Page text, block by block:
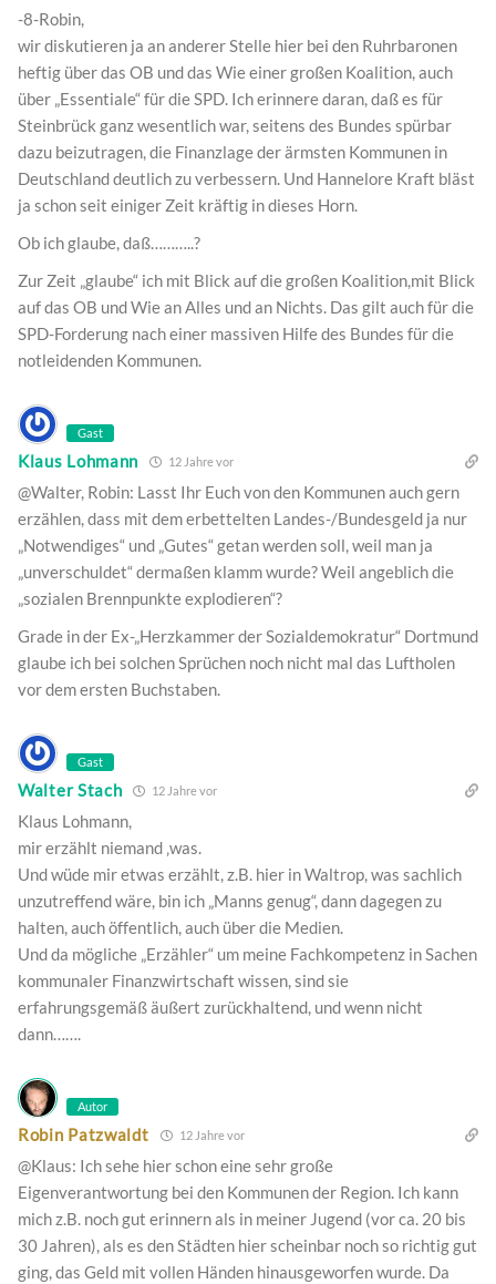
-8-Robin,
wir diskutieren ja an anderer Stelle hier bei den Ruhrbaronen
heftig über das OB und das Wie einer großen Koalition, auch
über „Essentiale“ für die SPD. Ich erinnere daran, daß es für
Steinbrück ganz wesentlich war, seitens des Bundes spürbar
dazu beizutragen, die Finanzlage der ärmsten Kommunen in
Deutschland deutlich zu verbessern. Und Hannelore Kraft bläst
ja schon seit einiger Zeit kräftig in dieses Horn.
Ob ich glaube, daß………..?
Zur Zeit „glaube“ ich mit Blick auf die großen Koalition,mit Blick
auf das OB und Wie an Alles und an Nichts. Das gilt auch für die
SPD-Forderung nach einer massiven Hilfe des Bundes für die
notleidenden Kommunen.
Gast
Klaus Lohmann 12 Jahre vor
@Walter, Robin: Lasst Ihr Euch von den Kommunen auch gern
erzählen, dass mit dem erbettelten Landes-/Bundesgeld ja nur
„Notwendiges“ und „Gutes“ getan werden soll, weil man ja
„unverschuldet“ dermaßen klamm wurde? Weil angeblich die
„sozialen Brennpunkte explodieren“?
Grade in der Ex-„Herzkammer der Sozialdemokratur“ Dortmund
glaube ich bei solchen Sprüchen noch nicht mal das Luftholen
vor dem ersten Buchstaben.
Gast
Walter Stach 12 Jahre vor
Klaus Lohmann,
mir erzählt niemand ‚was.
Und wüde mir etwas erzählt, z.B. hier in Waltrop, was sachlich
unzutreffend wäre, bin ich „Manns genug“, dann dagegen zu
halten, auch öffentlich, auch über die Medien.
Und da mögliche „Erzähler“ um meine Fachkompetenz in Sachen
kommunaler Finanzwirtschaft wissen, sind sie
erfahrungsgemäß äußert zurückhaltend, und wenn nicht
dann…….
Autor
Robin Patzwaldt 12 Jahre vor
@Klaus: Ich sehe hier schon eine sehr große
Eigenverantwortung bei den Kommunen der Region. Ich kann
mich z.B. noch gut erinnern als in meiner Jugend (vor ca. 20 bis
30 Jahren), als es den Städten hier scheinbar noch so richtig gut
ging, das Geld mit vollen Händen hinausgeworfen wurde. Da